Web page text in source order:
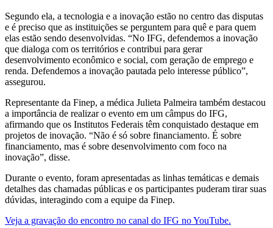
Segundo ela, a tecnologia e a inovação estão no centro das disputas
e é preciso que as instituições se perguntem para quê e para quem
elas estão sendo desenvolvidas. “No IFG, defendemos a inovação
que dialoga com os territórios e contribui para gerar
desenvolvimento econômico e social, com geração de emprego e
renda. Defendemos a inovação pautada pelo interesse público”,
assegurou.
Representante da Finep, a médica Julieta Palmeira também destacou
a importância de realizar o evento em um câmpus do IFG,
afirmando que os Institutos Federais têm conquistado destaque em
projetos de inovação. “Não é só sobre financiamento. É sobre
financiamento, mas é sobre desenvolvimento com foco na
inovação”, disse.
Durante o evento, foram apresentadas as linhas temáticas e demais
detalhes das chamadas públicas e os participantes puderam tirar suas
dúvidas, interagindo com a equipe da Finep.
Veja a gravação do encontro no canal do IFG no YouTube.